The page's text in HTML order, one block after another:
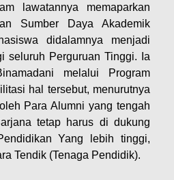
lawatannya memaparkan
Sumber Daya Akademik
didalamnya menjadi
seluruh Perguruan Tinggi. Ia
melalui Program
hal tersebut, menurutnya
Para Alumni yang tengah
tetap harus di dukung
Yang lebih tinggi,
Tendik (Tenaga Pendidik).